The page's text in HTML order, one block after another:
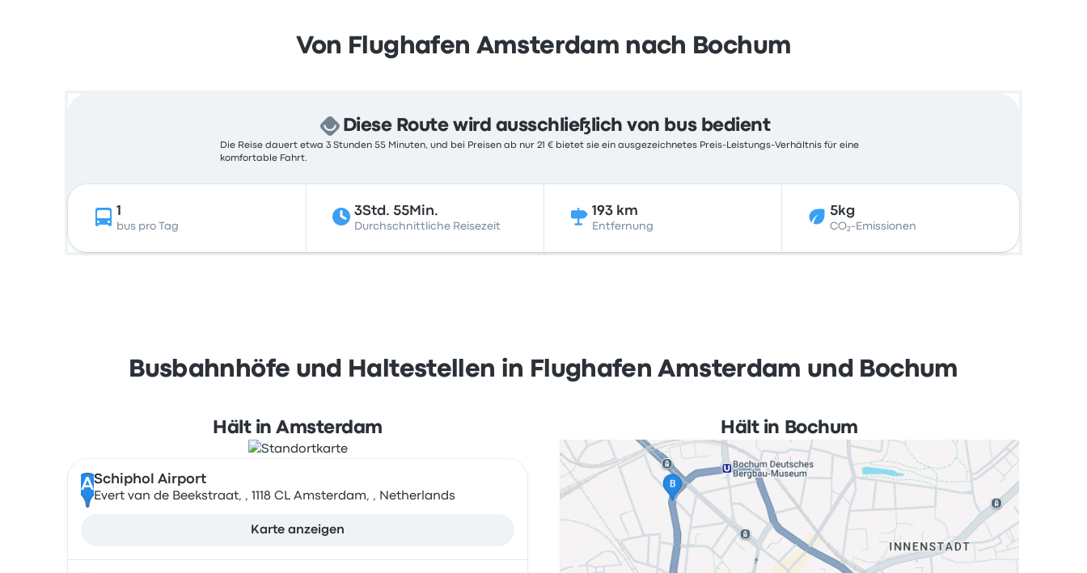
Von Flughafen Amsterdam nach Bochum
Diese Route wird ausschließlich von bus bedient
Die Reise dauert etwa 3 Stunden 55 Minuten, und bei Preisen ab nur 21 € bietet sie ein ausgezeichnetes Preis-Leistungs-Verhältnis für eine
komfortable Fahrt.
1
bus pro Tag
3Std. 55Min.
Durchschnittliche Reisezeit
193 km
Entfernung
5kg
CO₂-Emissionen
Busbahnhöfe und Haltestellen in Flughafen Amsterdam und Bochum
Hält in Amsterdam
ASchiphol Airport
Evert van de Beekstraat, , 1118 CL Amsterdam, , Netherlands
Karte anzeigen
Hält in Bochum